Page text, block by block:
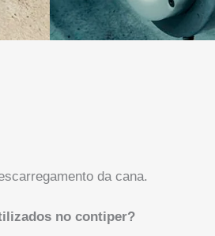
da cana.
no contiper?